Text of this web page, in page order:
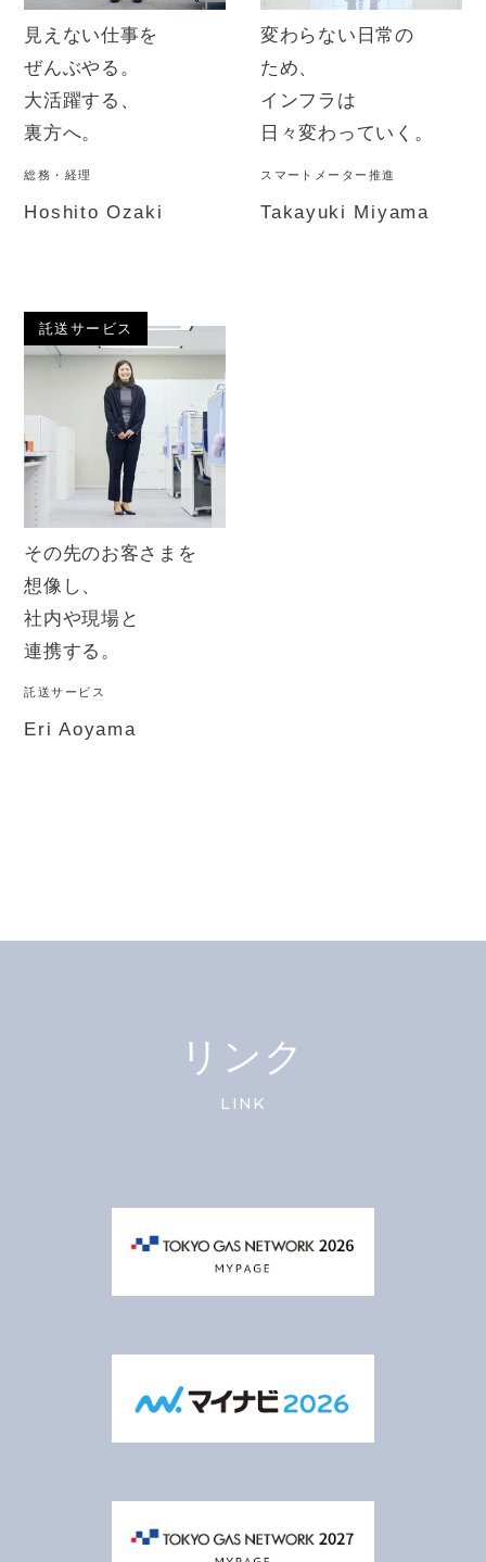
見えない仕事を
ぜんぶやる。
大活躍する、
裏方へ。
総務・経理
Hoshito Ozaki
変わらない日常の
ため、
インフラは
日々変わっていく。
スマートメーター推進
Takayuki Miyama
託送サービス
その先のお客さまを
想像し、
社内や現場と
連携する。
託送サービス
Eri Aoyama
リンク
LINK